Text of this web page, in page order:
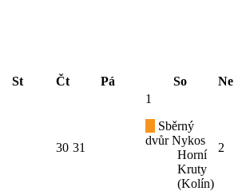
St Čt Pá So Ne
30 31
1
Sběrný
dvůr Nykos
Horní
Kruty
(Kolín)
2